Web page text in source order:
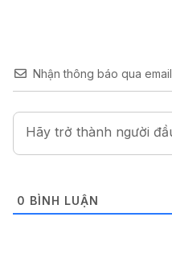
Nhận thông báo qua email
0 BÌNH LUẬN